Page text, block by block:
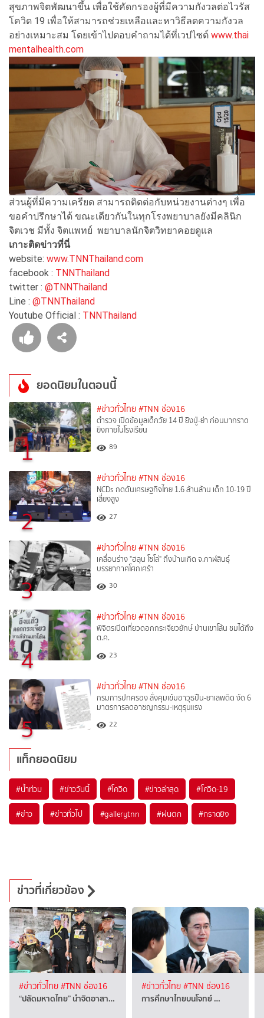
สุขภาพจิตพัฒนาขึ้น เพื่อใช้คัดกรองผู้ที่มีความกังวลต่อไวรัส
โควิด 19 เพื่อให้สามารถช่วยเหลือและหาวิธีลดความกังวล
อย่างเหมาะสม โดยเข้าไปตอบคำถามได้ที่เวปไซต์ www.thai
mentalhealth.com
ส่วนผู้ที่มีความเครียด สามารถติดต่อกับหน่วยงานต่างๆ เพื่อ
ขอคำปรึกษาได้ ขณะเดียวกันในทุกโรงพยาบาลยังมีคลินิก
จิตเวช มีทั้ง จิตแพทย์ พยาบาลนักจิตวิทยาคอยดูแล
เกาะติดข่าวที่นี่
website: www.TNNThailand.com
facebook : TNNThailand
twitter : @TNNThailand
Line : @TNNThailand
Youtube Official : TNNThailand
ยอดนิยมในตอนนี้
1
#ข่าวทั่วไทย #TNN ช่อง16
ตำรวจ เปิดข้อมูลเด็กวัย 14 ปี ยิงปู่-ย่า ก่อนมากราด
ยิงภายในโรงเรียน
89
2
#ข่าวทั่วไทย #TNN ช่อง16
NCDs กดดันเศรษฐกิจไทย 1.6 ล้านล้าน เด็ก 10-19 ปี
เสี่ยงสูง
27
3
#ข่าวทั่วไทย #TNN ช่อง16
เคลื่อนร่าง "ฮลุน โซโล่" ถึงบ้านเกิด จ.กาฬสินธุ์
บรรยากาศโศกเศร้า
30
4
#ข่าวทั่วไทย #TNN ช่อง16
พิจิตรเปิดเที่ยวดอกกระเจียวยักษ์ บ้านเขาโล้น ชมได้ถึง
ต.ค.
23
5
#ข่าวทั่วไทย #TNN ช่อง16
กรมการปกครอง สั่งคุมเข้มอาวุธปืน-ยาเสพติด งัด 6
มาตรการลดอาชญกรรม-เหตุรุนแรง
22
แท็กยอดนิยม
#น้ำท่วม #ข่าววันนี้ #โควิด #ข่าวล่าสุด #โควิด-19
#ข่าว #ข่าวทั่วไป #gallerytnn #ฝนตก #กราดยิง
ข่าวที่เกี่ยวข้อง
#ข่าวทั่วไทย#TNN ช่อง16
“ปลัดมหาดไทย” นำจิตอาสา…
#ข่าวทั่วไทย#TNN ช่อง16
การศึกษาไทยบนโจทย์ …